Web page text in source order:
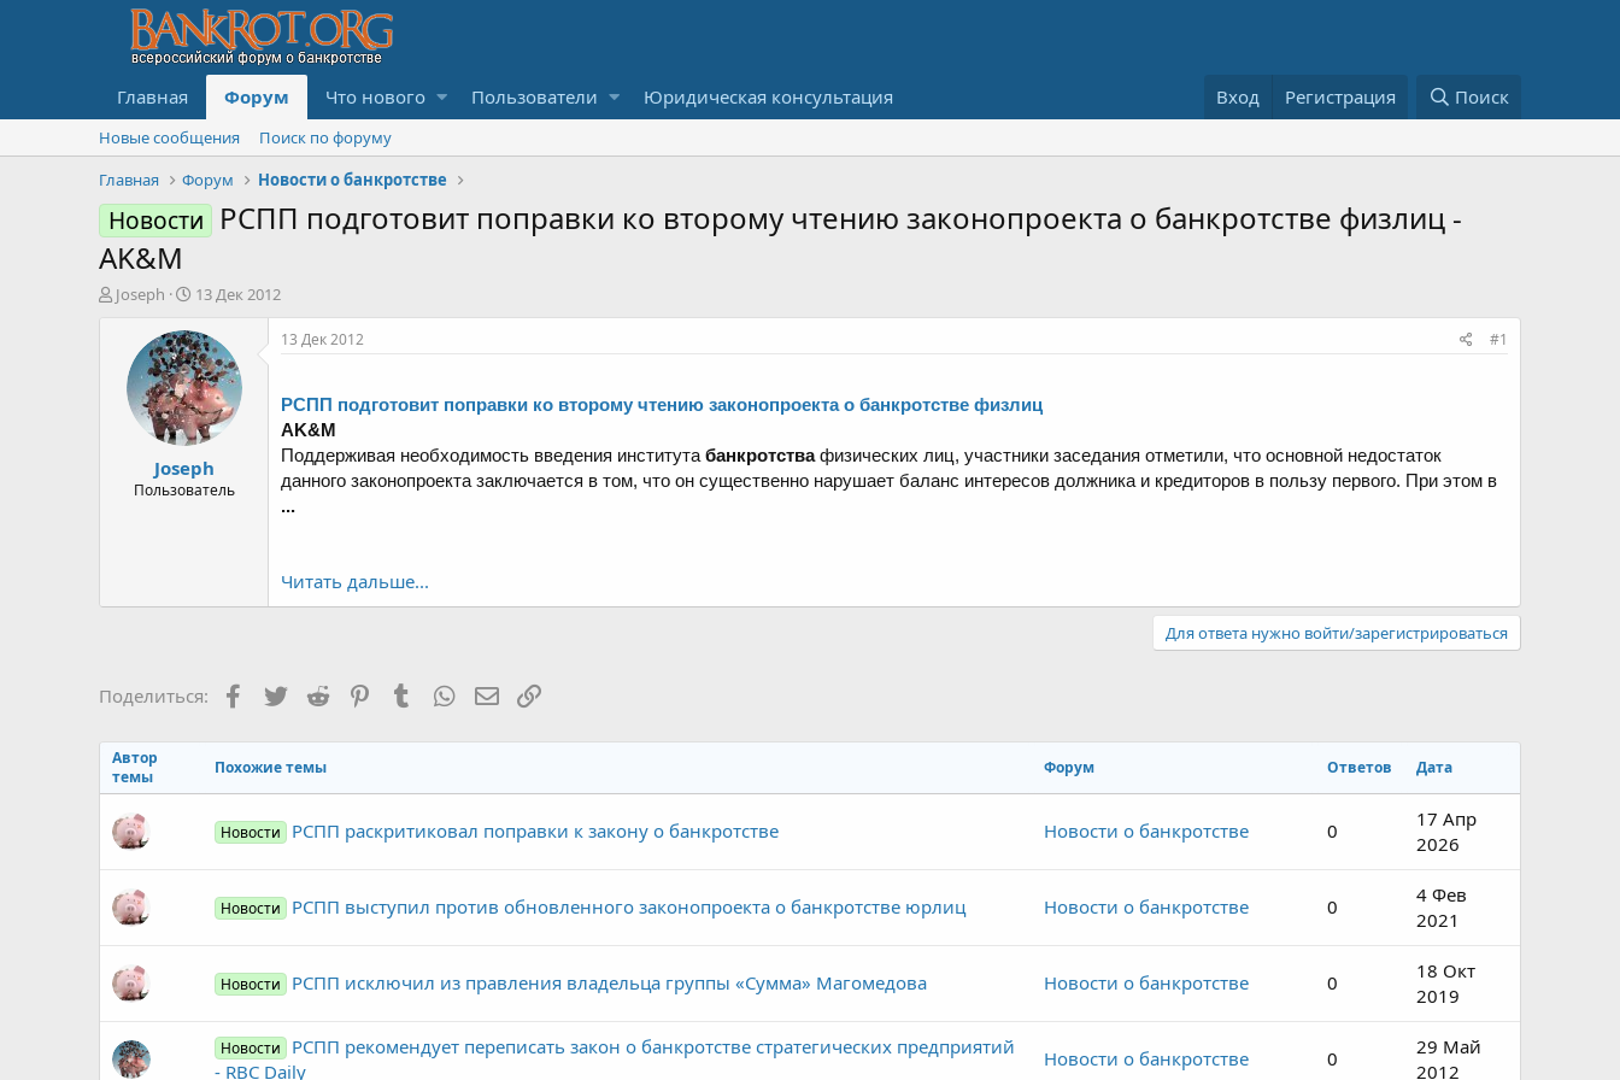
Главная Форум Что нового Пользователи Юридическая консультация Вход Регистрация Поиск
Новые сообщения
Поиск по форуму
Главная
Форум Новости о банкротстве
Новости РСПП подготовит поправки ко второму чтению законопроекта о банкротстве физлиц -
AK&M
А
Joseph
Д
т
а
н
а
ч
а
л
а
13 Дек 2012
Joseph
Пользователь
13 Дек 2012 #1
РСПП подготовит поправки ко второму чтению законопроекта о банкротстве физлиц
AK&M
Поддерживая необходимость введения института банкротствафизических лиц, участники заседания отметили, что основной недостаток
данного законопроекта заключается в том, что он существенно нарушает баланс интересов должника и кредиторов в пользу первого. При этом в
...
Читать дальше...
Для ответа нужно войти/зарегистрироваться
Поделиться: Facebook
TwitterReddit PinterestTumblrWhatsAppЭлектронная почта
Ссылка
Автор
темы
Похожие темы Форум Ответов Дата
Новости РСПП раскритиковал поправки к закону о банкротстве Новости о банкротстве 0
17 Апр
2026
Новости РСПП выступил против обновленного законопроекта о банкротстве юрлиц Новости о банкротстве 0
4 Фев
2021
Новости РСПП исключил из правления владельца группы «Сумма» Магомедова Новости о банкротстве 0
18 Окт
2019
Новости
РСПП рекомендует переписать закон о банкротстве стратегических предприятий
- RBC Daily
Новости о банкротстве 0
29 Май
2012